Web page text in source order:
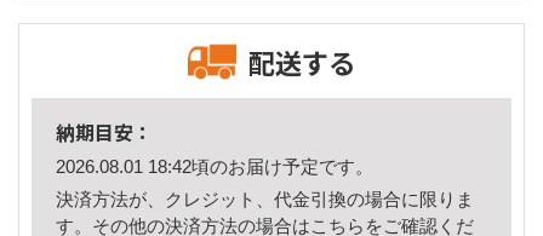
配送する
納期目安：
2026.08.01 18:42頃のお届け予定です。
決済方法が、クレジット、代金引換の場合に限りま
す。その他の決済方法の場合はこちら をご確認くだ